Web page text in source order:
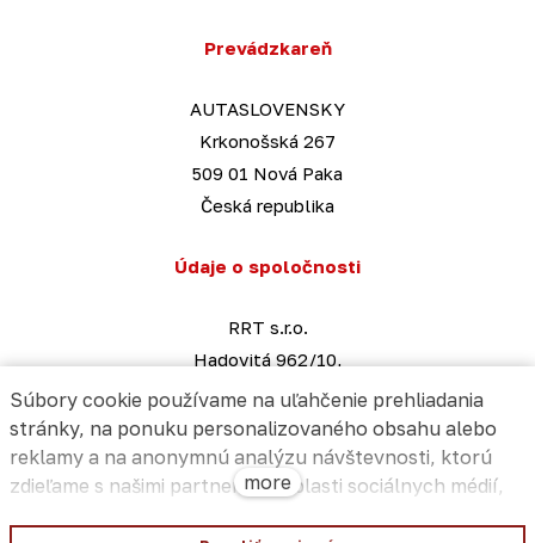
Prevádzkareň
AUTASLOVENSKY
Krkonošská 267
509 01 Nová Paka
Česká republika
Údaje o spoločnosti
RRT s.r.o.
Hadovitá 962/10,
141 00 Praha 4
Česká republika
IČ: 27415139 | DIČ: CZ27415139
info@autaslovensky.sk
Súbory cookie používame na uľahčenie prehliadania
stránky, na ponuku personalizovaného obsahu alebo
reklamy a na anonymnú analýzu návštevnosti, ktorú
zdieľame s našimi partnermi v oblasti sociálnych médií,
more